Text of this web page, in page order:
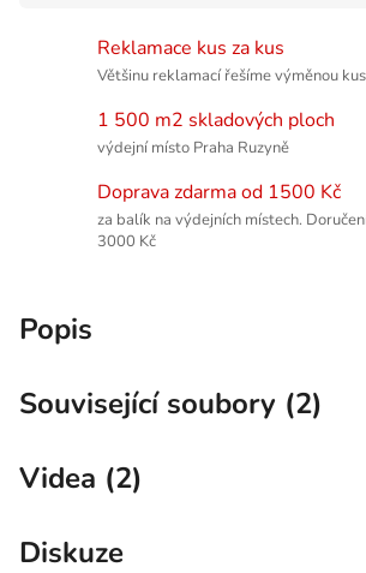
Reklamace kus za kus
Většinu reklamací řešíme výměnou
1 500 m2 skladových ploch
výdejní místo Praha Ruzyně
Doprava zdarma od 1500 Kč
za balík na výdejních místech.
3000 Kč
Popis
Související soubory (2)
Videa (2)
Diskuze